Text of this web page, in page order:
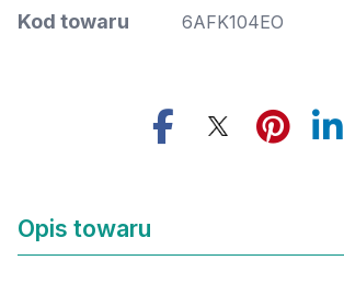
Kod towaru 6AFK104EO
Opis towaru